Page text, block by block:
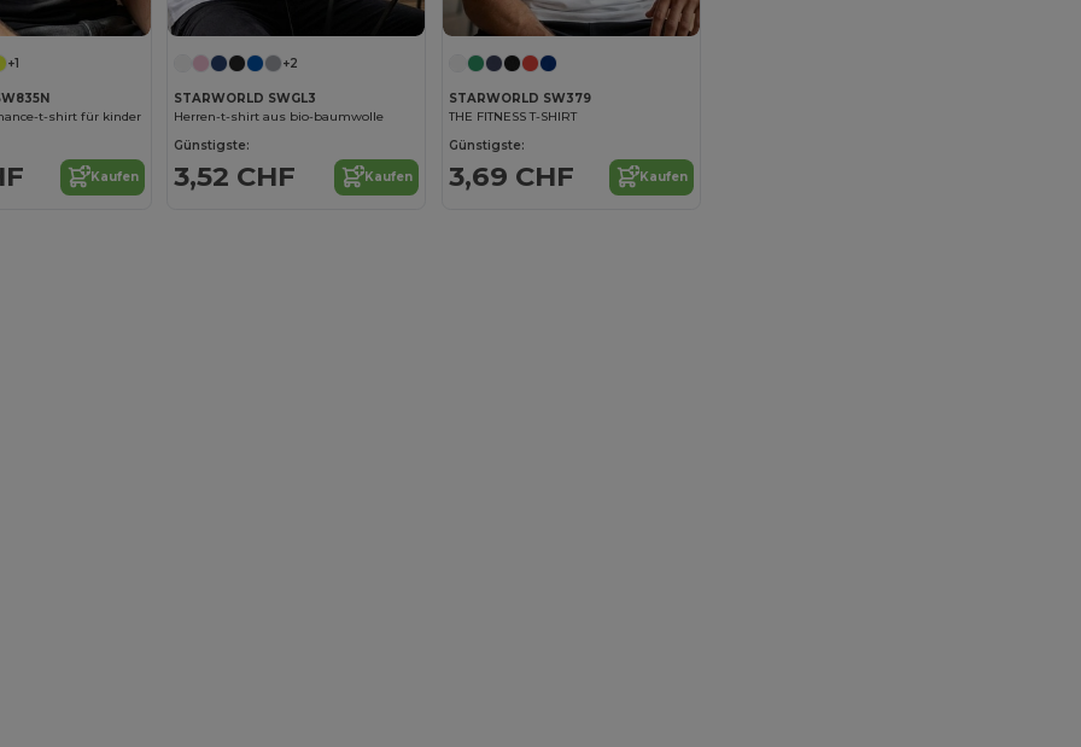
+1
t-shirt für kinder
Kaufen
+2
STARWORLD SWGL3
Herren-t-shirt aus bio-baumwolle
Günstigste:
3,52 CHF Kaufen
STARWORLD SW379
THE FITNESS T-SHIRT
Günstigste:
3,69 CHF Kaufen